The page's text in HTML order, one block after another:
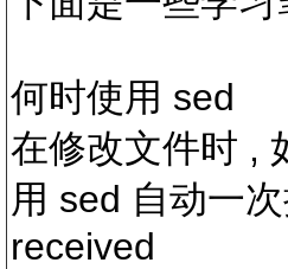
何时使用 sed
在修改文件时 ,
用 sed 自动一
received